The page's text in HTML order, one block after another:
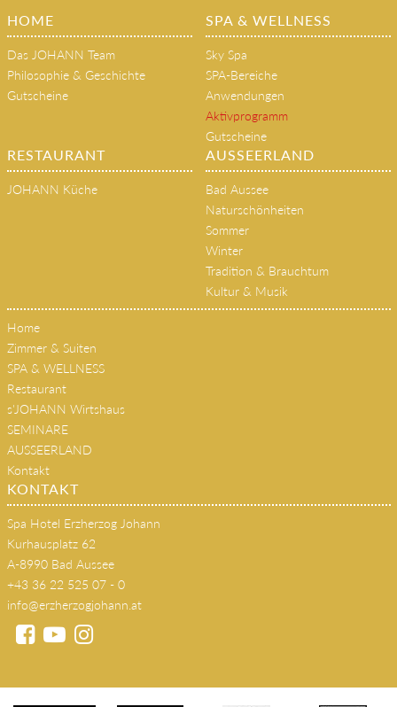
HOME
Das JOHANN Team
SPA & WELLNESS
Sky Spa
SPA-Bereiche
Anwendungen
Aktivprogramm
Gutscheine
RESTAURANT AUSSEERLAND
Bad Aussee
Naturschönheiten
Sommer
Winter
Tradition & Brauchtum
Home
Zimmer & Suiten
SPA & WELLNESS
Restaurant
s'JOHANN Wirtshaus
SEMINARE
AUSSEERLAND
Kontakt
KONTAKT
Spa Hotel Erzherzog Johann
Kurhausplatz 62
A-8990 Bad Aussee
info@erzherzogjohann.at